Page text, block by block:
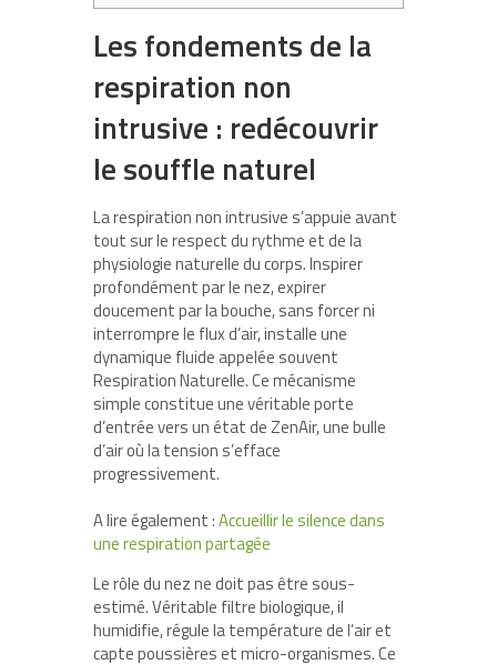
Les fondements de la
respiration non
intrusive : redécouvrir
le souffle naturel
La respiration non intrusive s’appuie avant
tout sur le respect du rythme et de la
physiologie naturelle du corps. Inspirer
profondément par le nez, expirer
doucement par la bouche, sans forcer ni
interrompre le flux d’air, installe une
dynamique fluide appelée souvent
Respiration Naturelle. Ce mécanisme
simple constitue une véritable porte
d’entrée vers un état de ZenAir, une bulle
d’air où la tension s’efface
progressivement.
A lire également :Accueillir le silence dans
une respiration partagée
Le rôle du nez ne doit pas être sous-
estimé. Véritable filtre biologique, il
humidifie, régule la température de l’air et
capte poussières et micro-organismes. Ce